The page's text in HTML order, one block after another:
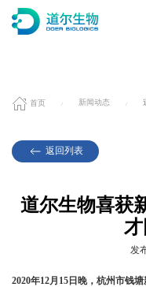
首页 新闻动态
返回列表
道尔生物喜获
发
2020年12月15日晚，杭州市钱